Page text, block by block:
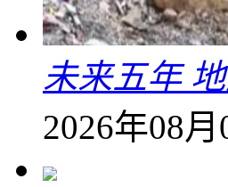
未来五年
2026年08